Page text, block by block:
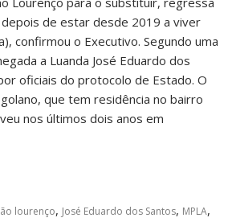
de estar desde 2019 a viver
confirmou o Executivo. Segundo uma
a Luanda José Eduardo dos
oficiais do protocolo de Estado. O
que tem residência no bairro
nos últimos dois anos em
lourenço, José Eduardo dos Santos, MPLA,